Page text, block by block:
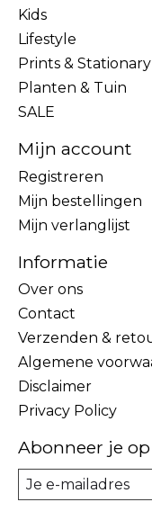
Kids
Lifestyle
Prints & Stationary
Planten & Tuin
SALE
Mijn account
Registreren
Mijn bestellingen
Mijn verlanglijst
Informatie
Over ons
Contact
Verzenden &
Algemene
Disclaimer
Privacy Policy
Abonneer je